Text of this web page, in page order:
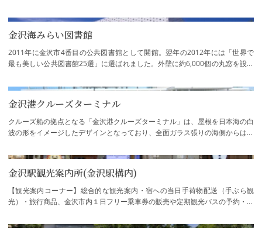
金沢海みらい図書館
2011年に金沢市4番目の公共図書館として開館。翌年の2012年には「世界で
最も美しい公共図書館25選」に選ばれました。外壁に約6,000個の丸窓を設け
金沢港クルーズターミナル
クルーズ船の拠点となる「金沢港クルーズターミナル」は、屋根を日本海の白
波の形をイメージしたデザインとなっており、全面ガラス張りの海側からは日
金沢駅観光案内所(金沢駅構内)
【観光案内コーナー】総合的な観光案内・宿への当日手荷物配送（手ぶら観
光）・旅行商品、金沢市内１日フリー乗車券の販売や定期観光バスの予約・外